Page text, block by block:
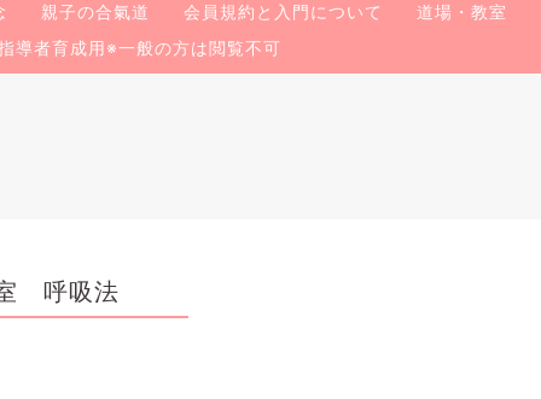
親子の合氣道 会員規約と入門について
道場・教室
導者育成用※一般の方は閲覧不可
呼吸法